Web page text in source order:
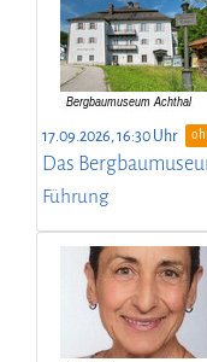
17.09.2026, 16:30 Uhr
Das
Führung